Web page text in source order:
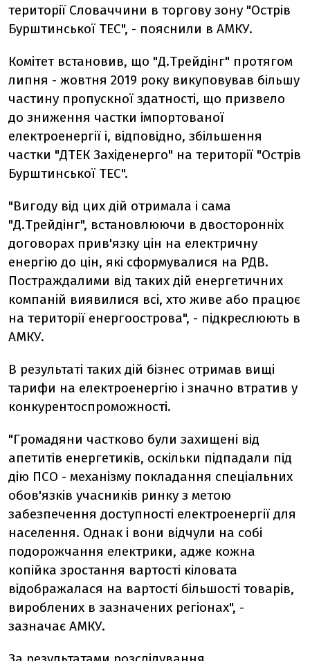
території Словаччини в торгову зону "Острів
Бурштинської ТЕС", - пояснили в АМКУ.
Комітет встановив, що "Д.Трейдінг" протягом
липня - жовтня 2019 року викуповував більшу
частину пропускної здатності, що призвело
до зниження частки імпортованої
електроенергії і, відповідно, збільшення
частки "ДТЕК Західенерго" на території "Острів
Бурштинської ТЕС".
"Вигоду від цих дій отримала і сама
"Д.Трейдінг", встановлюючи в двосторонніх
договорах прив'язку цін на електричну
енергію до цін, які сформувалися на РДВ.
Постраждалими від таких дій енергетичних
компаній виявилися всі, хто живе або працює
на території енергоострова", - підкреслюють в
АМКУ.
В результаті таких дій бізнес отримав вищі
тарифи на електроенергію і значно втратив у
конкурентоспроможності.
"Громадяни частково були захищені від
апетитів енергетиків, оскільки підпадали під
дію ПСО - механізму покладання спеціальних
обов'язків учасників ринку з метою
забезпечення доступності електроенергії для
населення. Однак і вони відчули на собі
подорожчання електрики, адже кожна
копійка зростання вартості кіловата
відображалася на вартості більшості товарів,
вироблених в зазначених регіонах", -
зазначає АМКУ.